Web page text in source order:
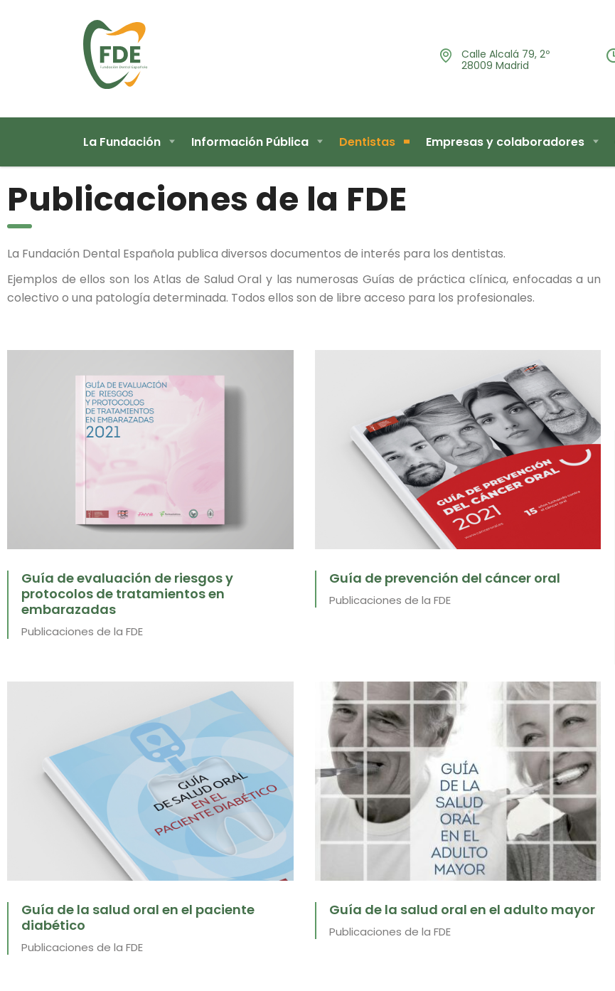
Calle Alcalá 79, 2º
28009 Madrid
La Fundación Información Pública Dentistas Empresas y colaboradores
Publicaciones de la FDE
La Fundación Dental Española publica diversos documentos de interés para los dentistas.
Ejemplos de ellos son los Atlas de Salud Oral y las numerosas Guías de práctica clínica, enfocadas a un
colectivo o una patología determinada. Todos ellos son de libre acceso para los profesionales.
Guía de evaluación de riesgos y
protocolos de tratamientos en
embarazadas
Publicaciones de la FDE
Guía de prevención del cáncer oral
Publicaciones de la FDE
Guía de la salud oral en el paciente
diabético
Publicaciones de la FDE
Guía de la salud oral en el adulto mayor
Publicaciones de la FDE